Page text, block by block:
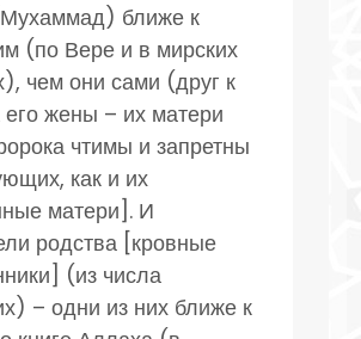
ближе к
(по Вере и в мирских
чем они сами (друг к
его жены – их матери
чтимы и запретны
как и их
матери]. И
родства [кровные
(из числа
– одни из них ближе к